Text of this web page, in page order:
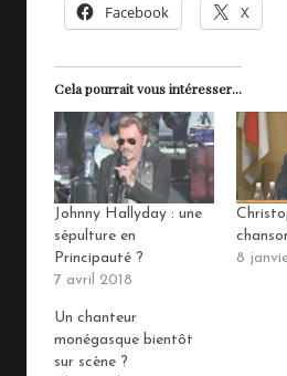
Facebook X
Cela pourrait vous intéresser...
Johnny Hallyday : une
sépulture en
Principauté ?
7 avril 2018
8
Un chanteur
monégasque bientôt
sur scène ?